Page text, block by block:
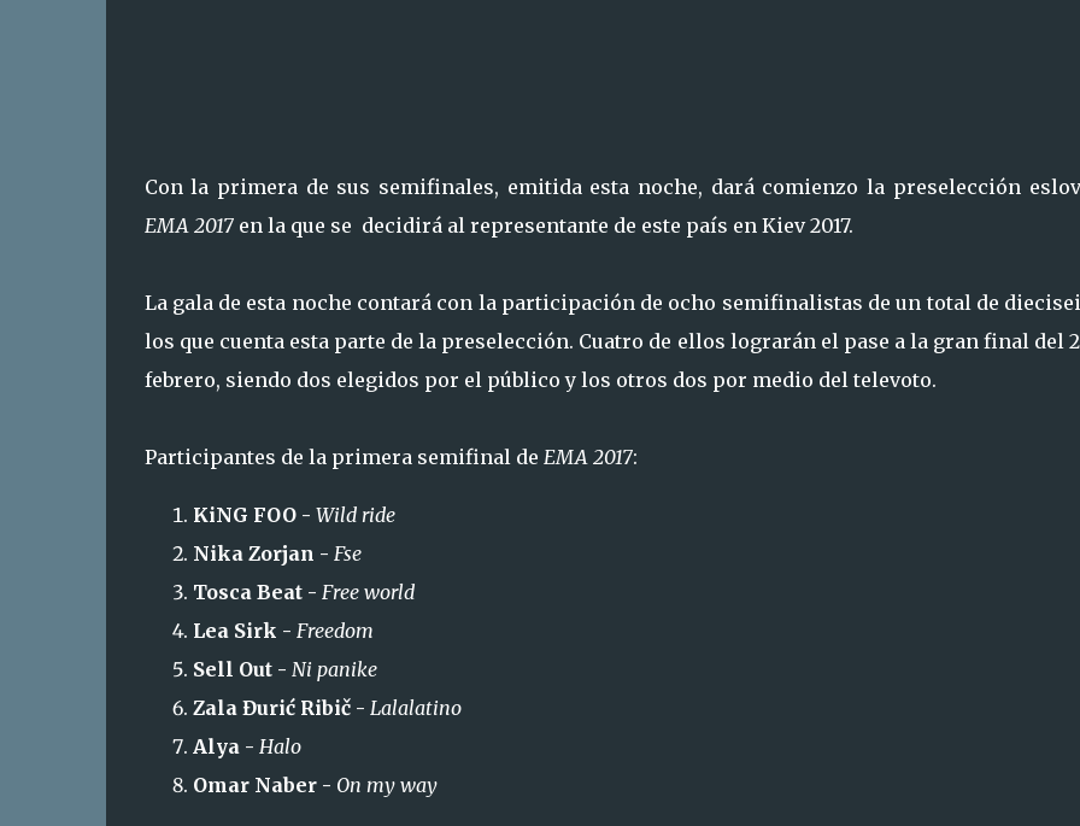
Con la primera de sus semifinales, emitida esta noche, dará comienzo la preselección
EMA 2017en la que se decidirá al representante de este país en Kiev 2017.
La gala de esta noche contará con la participación de ocho semifinalistas de un total de
los que cuenta esta parte de la preselección. Cuatro de ellos lograrán el pase a la gran final del
febrero, siendo dos elegidos por el público y los otros dos por medio del televoto.
Participantes de la primera semifinal de EMA 2017:
KiNG FOO - Wild ride
Nika Zorjan - Fse
Tosca Beat - Free world
Lea Sirk - Freedom
Sell Out - Ni panike
Zala Đurić Ribič - Lalalatino
Alya - Halo
Omar Naber - On my way